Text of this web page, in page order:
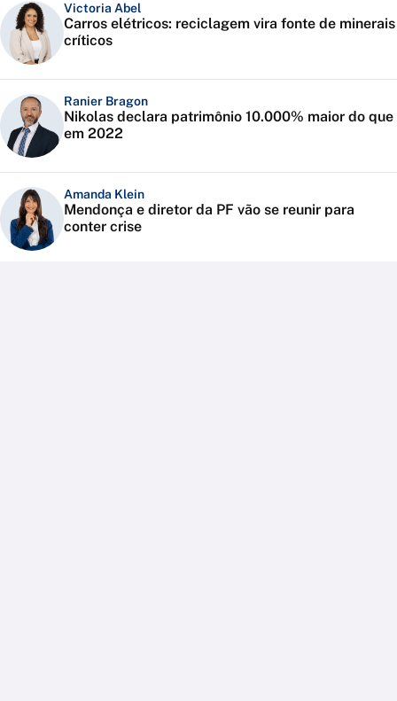
Victoria Abel
Carros elétricos: reciclagem vira fonte de minerais
críticos
Ranier Bragon
Nikolas declara patrimônio 10.000% maior do que
em 2022
Amanda Klein
Mendonça e diretor da PF vão se reunir para
conter crise